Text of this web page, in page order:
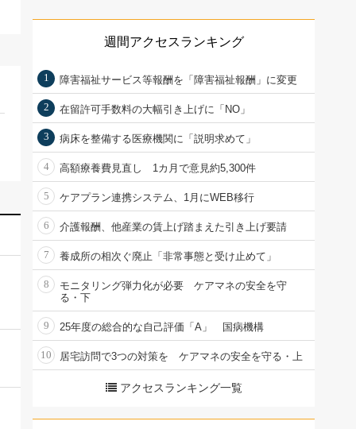
週間アクセスランキング
1 障害福祉サービス等報酬を「障害福祉報酬」に変更
2 在留許可手数料の大幅引き上げに「NO」
3 病床を整備する医療機関に「説明求めて」
4 高額療養費見直し 1カ月で意見約5,300件
5 ケアプラン連携システム、1月にWEB移行
6 介護報酬、他産業の賃上げ踏まえた引き上げ要請
7 養成所の相次ぐ廃止「非常事態と受け止めて」
8
モニタリング弾力化が必要 ケアマネの安全を守
る・下
9 25年度の総合的な自己評価「A」 国病機構
10 居宅訪問で3つの対策を ケアマネの安全を守る・上
アクセスランキング一覧